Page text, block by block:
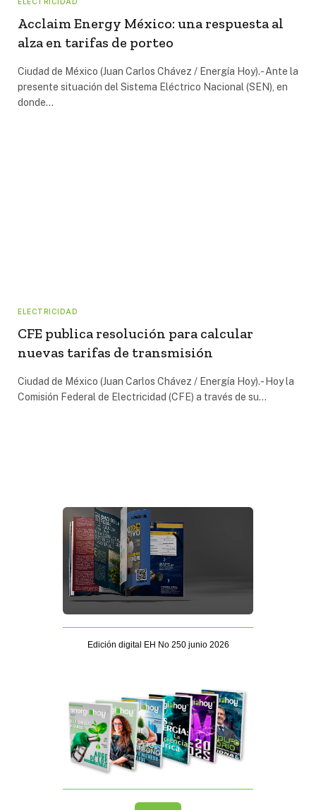
Acclaim Energy México: una respuesta al
alza en tarifas de porteo
Ciudad de México (Juan Carlos Chávez / Energía Hoy).- Ante la
presente situación del Sistema Eléctrico Nacional (SEN), en
donde…
ELECTRICIDAD
CFE publica resolución para calcular
nuevas tarifas de transmisión
Ciudad de México (Juan Carlos Chávez / Energía Hoy).- Hoy la
Comisión Federal de Electricidad (CFE) a través de su…
Edición digital EH No 250 junio 2026